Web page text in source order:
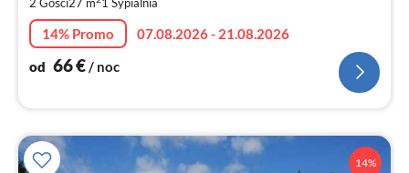
14% Promo
07.08.2026 - 21.08.2026
od 66€/ noc
14%